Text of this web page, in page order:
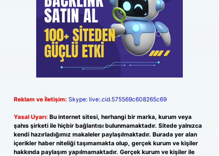
Reklam ve İletişim: Skype: live:.cid.575569c608265c69
Yasal Uyarı: Bu internet sitesi, herhangi bir marka, kurum veya
şahıs şirketi ile hiçbir bağlantısı bulunmamaktadır. Sitede yalnızca
kendi hazırladığımız makaleler paylaşılmaktadır. Burada yer alan
içerikler haber niteliği taşımamakta olup, gerçek kurum ve kişiler
hakkında paylaşım yapılmamaktadır. Gerçek kurum ve kişiler ile